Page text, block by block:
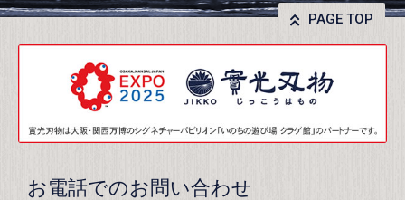
PAGE TOP
お電話でのお問い合わせ